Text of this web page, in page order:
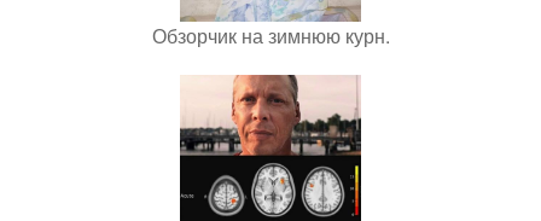
Обзорчик на зимнюю курн.